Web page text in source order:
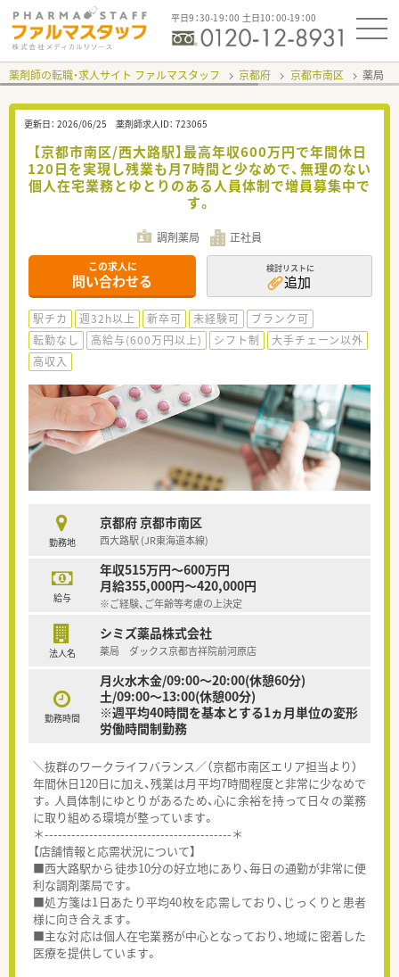
平日9：30-19：00 土日10：00-19：00
薬剤師の転職・求人サイト ファルマスタッフ 京都府 京都市南区 薬局
更新日： 2026/06/25 薬剤師求人ID： 723065
【京都市南区/西大路駅】最高年収600万円で年間休日
120日を実現し残業も月7時間と少なめで、無理のない
個人在宅業務とゆとりのある人員体制で増員募集中で
す。
調剤薬局 正社員
この求人に
問い合わせる
検討リストに
追加
駅チカ 週32h以上 新卒可 未経験可
ブランク可
転勤なし
高給与(600万円以上) シフト制
大手チェーン以外
高収入
勤務地
京都府 京都市南区
西大路駅 (JR東海道本線)
給与
年収515万円～600万円
月給355,000円～420,000円
※ご経験、ご年齢等考慮の上決定
法人名
シミズ薬品株式会社
薬局 ダックス京都吉祥院前河原店
勤務時間
月火水木金/09:00～20:00(休憩60分)
土/09:00～13:00(休憩00分)
※週平均40時間を基本とする1ヵ月単位の変形
労働時間制勤務
＼抜群のワークライフバランス／（京都市南区エリア担当より）
年間休日120日に加え、残業は月平均7時間程度と非常に少なめで
す。人員体制にゆとりがあるため、心に余裕を持って日々の業務
に取り組める環境が整っています。
＊------------------------------------------＊
【店舗情報と応需状況について】
■西大路駅から徒歩10分の好立地にあり、毎日の通勤が非常に便
利な調剤薬局です。
■処方箋は1日あたり平均40枚を応需しており、じっくりと患者
様に向き合えます。
■主な対応は個人在宅業務が中心となっており、地域に密着した
医療を提供しています。